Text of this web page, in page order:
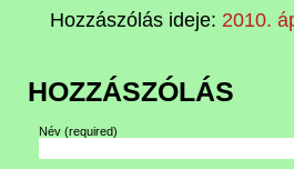
Hozzászólás ideje: 2010.
HOZZÁSZÓLÁS
Név (required)